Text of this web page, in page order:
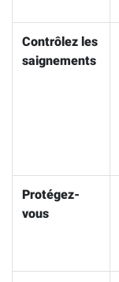
Contrôlez les
saignements
Protégez-
vous